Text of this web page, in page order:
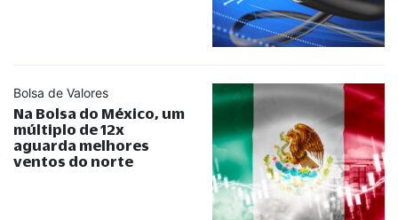
Bolsa de Valores
Na Bolsa do México, um
múltiplo de 12x
aguarda melhores
ventos do norte